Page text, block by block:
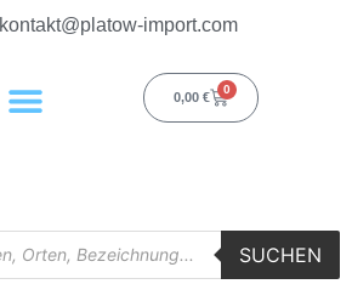
kontakt@platow-import.com
0,00 €
0
SUCHEN